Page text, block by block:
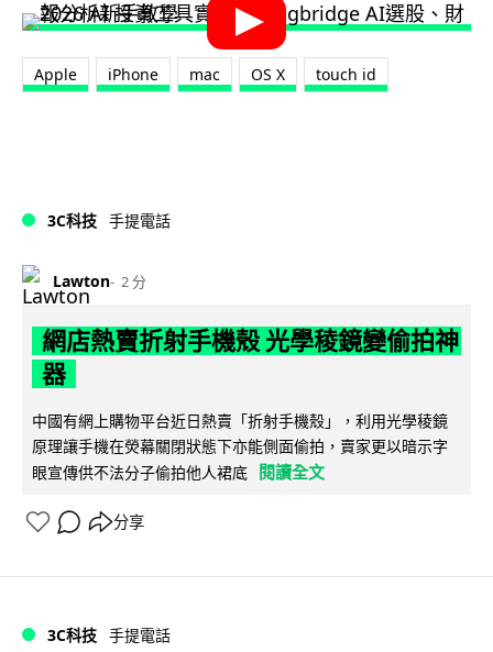
Apple iPhone mac OS X touch id
3C科技 手提電話
Lawton 2 分
網店熱賣折射手機殼 光學稜鏡變偷拍神
器
中國有網上購物平台近日熱賣「折射手機殼」，利用光學稜鏡
原理讓手機在熒幕關閉狀態下亦能側面偷拍，賣家更以暗示字
眼宣傳供不法分子偷拍他人裙底
閱讀全文
分享
3C科技 手提電話